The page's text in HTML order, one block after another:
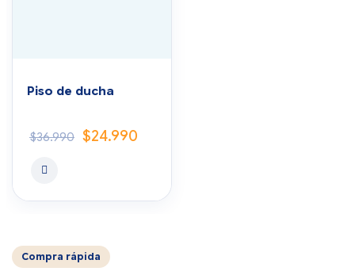
Compra rápida
Piso de ducha
$36.990 $24.990